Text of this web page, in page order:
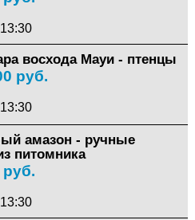
восхода Мауи - птенцы
руб.
амазон - ручные
питомника
руб.